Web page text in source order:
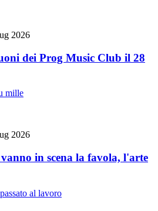
2026
dei Prog Music Club il 28
2026
in scena la favola, l'arte